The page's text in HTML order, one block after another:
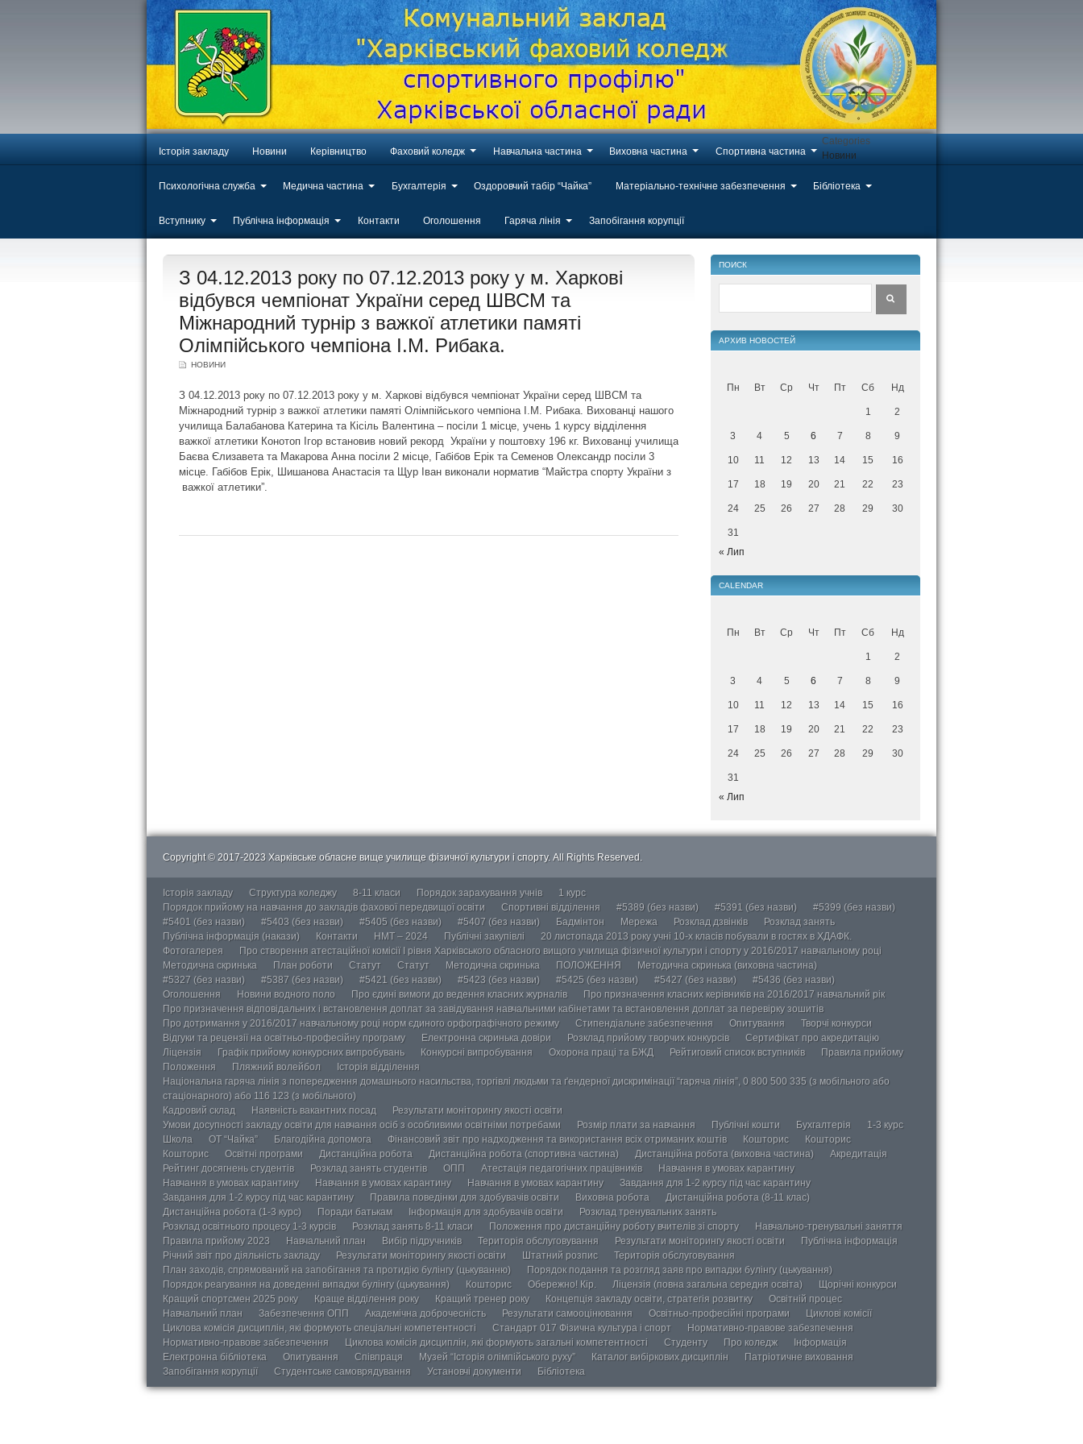
Історія закладу Новини Керівництво Фаховий коледж Навчальна частина Виховна частина Спортивна частина
Психологічна служба Медична частина Бухгалтерія Оздоровчий табір “Чайка” Матеріально-технічне забезпечення Бібліотека
Вступнику Публічна інформація Контакти Оголошення Гаряча лінія Запобігання корупції
Categories
Новини
20
З 04.12.2013 року по 07.12.2013 року у м. Харкові
відбувся чемпіонат України серед ШВСМ та
Міжнародний турнір з важкої атлетики памяті
Олімпійського чемпіона І.М. Рибака.
НОВИНИ
З 04.12.2013 року по 07.12.2013 року у м. Харкові відбувся чемпіонат України серед ШВСМ та
Міжнародний турнір з важкої атлетики памяті Олімпійського чемпіона І.М. Рибака. Вихованці нашого
училища Балабанова Катерина та Кісіль Валентина – посіли 1 місце, учень 1 курсу відділення
важкої атлетики Конотоп Ігор встановив новий рекорд України у поштовху 196 кг. Вихованці училища
Баєва Єлизавета та Макарова Анна посіли 2 місце, Габібов Ерік та Семенов Олександр посіли 3
місце. Габібов Ерік, Шишанова Анастасія та Щур Іван виконали норматив “Майстра спорту України з
важкої атлетики”.
ПОИСК
АРХИВ НОВОСТЕЙ
Пн Вт Ср Чт Пт Сб Нд
1 2
3 4 5 6 7 8 9
10 11 12 13 14 15 16
17 18 19 20 21 22 23
24 25 26 27 28 29 30
31
« Лип
CALENDAR
Пн Вт Ср Чт Пт Сб Нд
1 2
3 4 5 6 7 8 9
10 11 12 13 14 15 16
17 18 19 20 21 22 23
24 25 26 27 28 29 30
31
« Лип
Copyright © 2017-2023 Харківське обласне вище училище фізичної культури і спорту. All Rights Reserved.
Історія закладу Структура коледжу 8-11 класи Порядок зарахування учнів
1 курс
Порядок прийому на навчання до закладів фахової передвищої освіти
Спортивні відділення #5389 (без назви) #5391 (без назви)
#5399 (без назви)
#5401 (без назви)
#5403 (без назви) #5405 (без назви) #5407 (без назви) Бадмінтон Мережа Розклад дзвінків
Розклад занять
Публічна інформація (накази)
Контакти НМТ – 2024 Публічні закупівлі
20 листопада 2013 року учні 10-х класів побували в гостях в ХДАФК.
Фотогалерея
Про створення атестаційної комісії І рівня Харківського обласного вищого училища фізичної культури і спорту у 2016/2017 навчальному році
Методична скринька
План роботи Статут Статут Методична скринька ПОЛОЖЕННЯ
Методична скринька (виховна частина)
#5327 (без назви)
#5387 (без назви) #5421 (без назви) #5423 (без назви) #5425 (без назви) #5427 (без назви)
#5436 (без назви)
Оголошення
Новини водного поло Про єдині вимоги до ведення класних журналів
Про призначення класних керівників на 2016/2017 навчальний рік
Про призначення відповідальних і встановлення доплат за завідування навчальними кабінетами та встановлення доплат за перевірку зошитів
Про дотримання у 2016/2017 навчальному році норм єдиного орфографічного режиму
Стипендіальне забезпечення Опитування
Творчі конкурси
Відгуки та рецензії на освітньо-професійну програму
Електронна скринька довіри Розклад прийому творчих конкурсів
Сертифікат про акредитацію
Ліцензія
Графік прийому конкурсних випробувань Конкурсні випробування Охорона праці та БЖД Рейтиговий список вступників
Правила прийому
Положення
Пляжний волейбол
Історія відділення
Національна гаряча лінія з попередження домашнього насильства, торгівлі людьми та ґендерної дискримінації “гаряча лінія”, 0 800 500 335 (з мобільного або
стаціонарного) або 116 123 (з мобільного)
Кадровий склад
Наявність вакантних посад
Результати моніторингу якості освіти
Умови досупності закладу освіти для навчання осіб з особливими освітніми потребами
Розмір плати за навчання Публічні кошти Бухгалтерія
1-3 курс
Школа
ОТ “Чайка” Благодійна допомога Фінансовий звіт про надходження та використання всіх отриманих коштів Кошторис
Кошторис
Кошторис
Освітні програми Дистанційна робота Дистанційна робота (спортивна частина) Дистанційна робота (виховна частина)
Акредитація
Рейтинг досягнень студентів
Розклад занять студентів ОПП Атестація педагогічних працівників
Навчання в умовах карантину
Навчання в умовах карантину
Навчання в умовах карантину Навчання в умовах карантину
Завдання для 1-2 курсу під час карантину
Завдання для 1-2 курсу під час карантину
Правила поведінки для здобувачів освіти Виховна робота
Дистанційна робота (8-11 клас)
Дистанційна робота (1-3 курс)
Поради батькам Інформація для здобувачів освіти
Розклад тренувальних занять
Розклад освітнього процесу 1-3 курсів
Розклад занять 8-11 класи Положення про дистанційну роботу вчителів зі спорту
Навчально-тренувальні заняття
Правила прийому 2023
Навчальний план Вибір підручників Територія обслуговування Результати моніторингу якості освіти
Публічна інформація
Річний звіт про діяльність закладу
Результати моніторингу якості освіти Штатний розпис
Територія обслуговування
План заходів, спрямований на запобігання та протидію булінгу (цькуванню)
Порядок подання та розгляд заяв про випадки булінгу (цькування)
Порядок реагування на доведенні випадки булінгу (цькування)
Кошторис Обережно! Кір. Ліцензія (повна загальна середня освіта)
Щорічні конкурси
Кращий спортсмен 2025 року
Краще відділення року Кращий тренер року Концепція закладу освіти, стратегія розвитку
Освітній процес
Навчальний план
Забезпечення ОПП Академічна доброчесність Результати самооцінювання Освітньо-професійні програми
Циклові комісії
Циклова комісія дисциплін, які формують спеціальні компетентності
Стандарт 017 Фізична культура і спорт
Нормативно-правове забезпечення
Нормативно-правове забезпечення
Циклова комісія дисциплін, які формують загальні компетентності Студенту Про коледж
Інформація
Електронна бібліотека
Опитування Співпраця Музей “Історія олімпійського руху” Каталог вибіркових дисциплін
Патріотичне виховання
Запобігання корупції
Студентське самоврядування Установчі документи Бібліотека